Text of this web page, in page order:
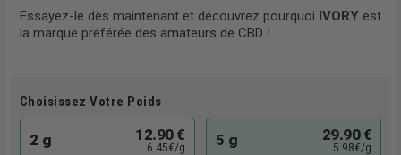
Essayez-le dès maintenant et découvrez pourquoi IVORYest
la marque préférée des amateurs de CBD !
Choisissez Votre Poids
2 g 12.90 €
6.45€/g 5 g 29.90 €
5.98€/g